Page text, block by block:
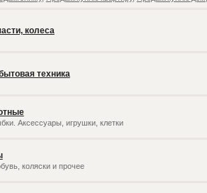
колеса
техника
Аксессуары, игрушки, клетки
коляски и прочее